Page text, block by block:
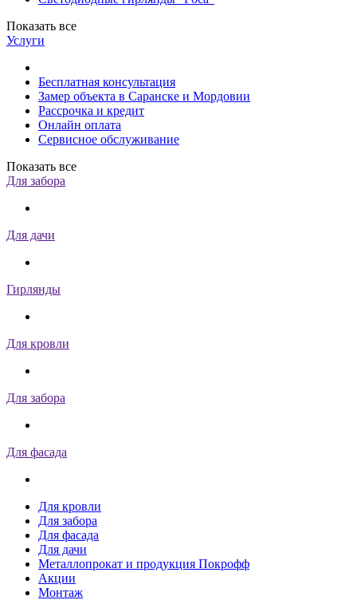
Показать все
Услуги
Бесплатная консультация
Замер объекта в Саранске и Мордовии
Рассрочка и кредит
Онлайн оплата
Сервисное обслуживание
Показать все
Для забора
Для дачи
Гирлянды
Для кровли
Для забора
Для фасада
Для кровли
Для забора
Для фасада
Для дачи
Металлопрокат и продукция Покрофф
Акции
Монтаж